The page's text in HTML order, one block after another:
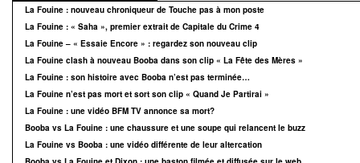
La Fouine : nouveau chroniqueur de Touche pas à mon poste
La Fouine : « Saha », premier extrait de Capitale du Crime 4
La Fouine – « Essaie Encore » : regardez son nouveau clip
La Fouine clash à nouveau Booba dans son clip « La Fête des Mères »
La Fouine : son histoire avec Booba n’est pas terminée…
La Fouine n’est pas mort et sort son clip « Quand Je Partirai »
La Fouine : une vidéo BFM TV annonce sa mort?
Booba vs La Fouine : une chaussure et une soupe qui relancent le buzz
La Fouine vs Booba : une vidéo différente de leur altercation